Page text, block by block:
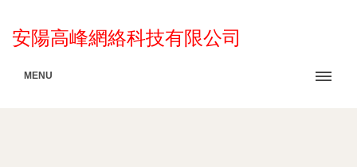
安陽高峰網絡科技有限公司
MENU